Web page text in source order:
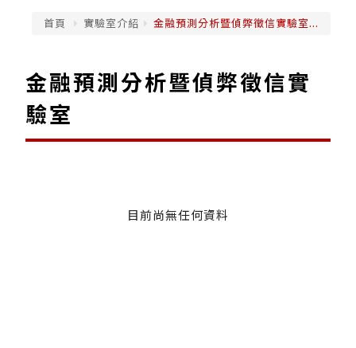
首頁 實驗室介紹 金融預測分析暨偵弊徵信實驗室...
金融預測分析暨偵弊徵信實
驗室
目前尚無任何資料